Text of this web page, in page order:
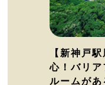
【新神戸
心！バリ
ルームが